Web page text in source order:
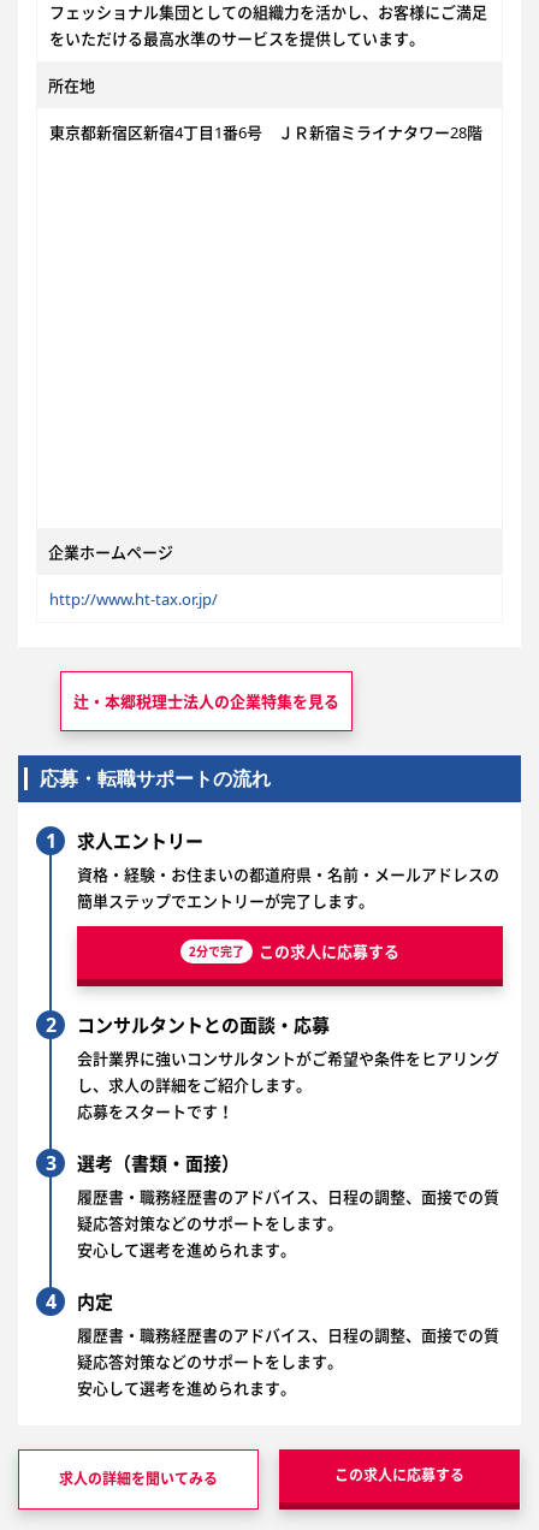
フェッショナル集団としての組織力を活かし、お客様にご満足
をいただける最高水準のサービスを提供しています。
所在地
東京都新宿区新宿4丁目1番6号 ＪＲ新宿ミライナタワー28階
企業ホームページ
http://www.ht-tax.or.jp/
辻・本郷税理士法人の企業特集を見る
応募・転職サポートの流れ
1 求人エントリー
資格・経験・お住まいの都道府県・名前・メールアドレスの
簡単ステップでエントリーが完了します。
2分で完了 この求人に応募する
2 コンサルタントとの面談・応募
会計業界に強いコンサルタントがご希望や条件をヒアリング
し、求人の詳細をご紹介します。
応募をスタートです！
3 選考（書類・面接）
履歴書・職務経歴書のアドバイス、日程の調整、面接での質
疑応答対策などのサポートをします。
安心して選考を進められます。
4 内定
履歴書・職務経歴書のアドバイス、日程の調整、面接での質
疑応答対策などのサポートをします。
安心して選考を進められます。
求人の詳細を聞いてみる この求人に応募する